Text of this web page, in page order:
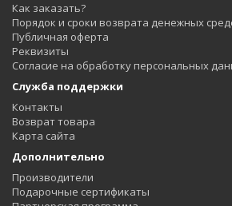
Как заказать?
Порядок и сроки возврата денежных
Публичная оферта
Реквизиты
Согласие на обработку персональных
Служба поддержки
Контакты
Возврат товара
Карта сайта
Дополнительно
Производители
Подарочные сертификаты